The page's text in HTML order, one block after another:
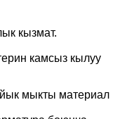
кызмат.
камсыз кылуу
мыкты материал